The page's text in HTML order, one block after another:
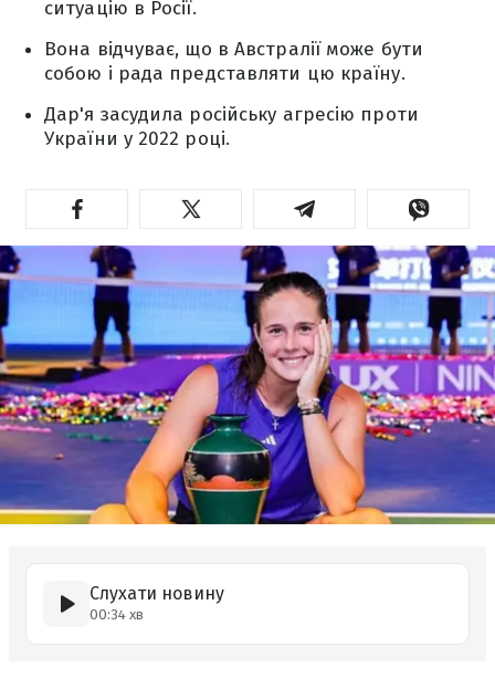
ситуацію в Росії.
Вона відчуває, що в Австралії може бути
собою і рада представляти цю країну.
Дар'я засудила російську агресію проти
України у 2022 році.
Слухати новину
00:34 хв